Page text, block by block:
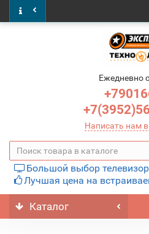
Ежедневно
Написать нам
Большой выбор
Лучшая цена на
Каталог